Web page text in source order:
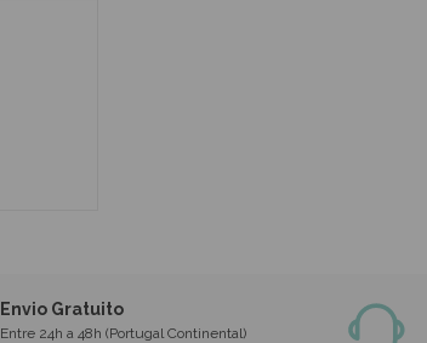
Envio Gratuito
Entre 24h a 48h (Portugal Continental)